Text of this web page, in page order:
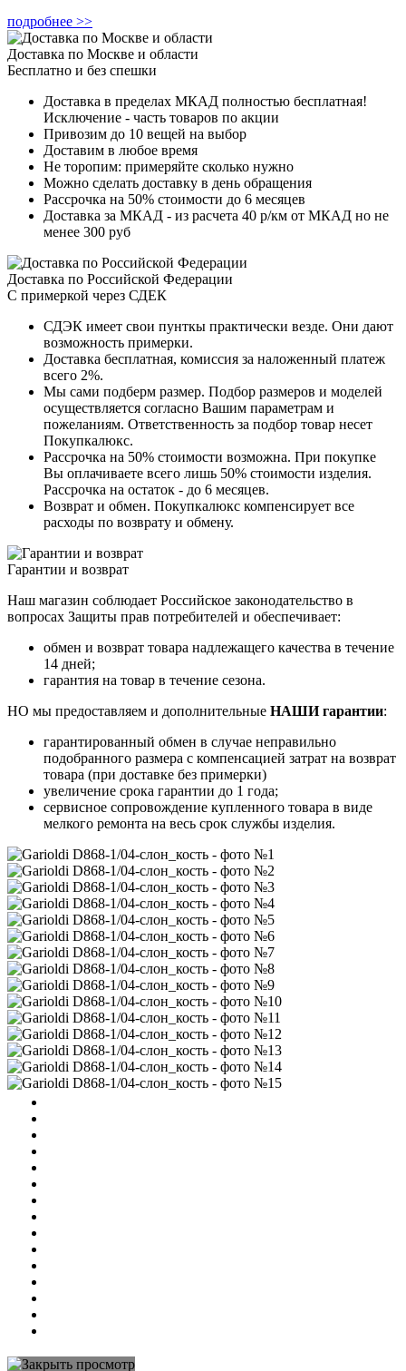
подробнее >>
Доставка по Москве и области
Бесплатно и без спешки
Доставка в пределах МКАД полностью бесплатная!
Исключение - часть товаров по акции
Привозим до 10 вещей на выбор
Доставим в любое время
Не торопим: примеряйте сколько нужно
Можно сделать доставку в день обращения
Рассрочка на 50% стоимости до 6 месяцев
Доставка за МКАД - из расчета 40 р/км от МКАД но не
менее 300 руб
Доставка по Российской Федерации
С примеркой через СДЕК
СДЭК имеет свои пунткы практически везде. Они дают
возможность примерки.
Доставка бесплатная, комиссия за наложенный платеж
всего 2%.
Мы сами подберм размер. Подбор размеров и моделей
осуществляется согласно Вашим параметрам и
пожеланиям. Ответственность за подбор товар несет
Покупкалюкс.
Рассрочка на 50% стоимости возможна. При покупке
Вы оплачиваете всего лишь 50% стоимости изделия.
Рассрочка на остаток - до 6 месяцев.
Возврат и обмен. Покупкалюкс компенсирует все
расходы по возврату и обмену.
Гарантии и возврат
Наш магазин соблюдает Российское законодательство в
вопросах Защиты прав потребителей и обеспечивает:
обмен и возврат товара надлежащего качества в течение
14 дней;
гарантия на товар в течение сезона.
НО мы предоставляем и дополнительные НАШИ гарантии:
гарантированный обмен в случае неправильно
подобранного размера с компенсацией затрат на возврат
товара (при доставке без примерки)
увеличение срока гарантии до 1 года;
сервисное сопровождение купленного товара в виде
мелкого ремонта на весь срок службы изделия.